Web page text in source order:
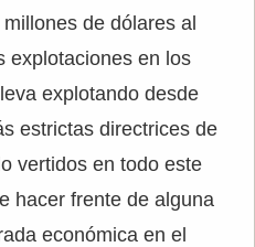
de dólares al
explotaciones en los
explotando desde
estrictas directrices de
vertidos en todo este
hacer frente de alguna
económica en el